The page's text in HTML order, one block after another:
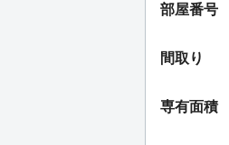
部屋番号
間取り
専有面積